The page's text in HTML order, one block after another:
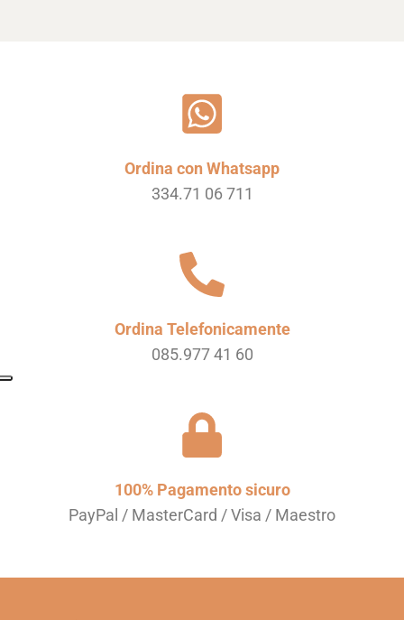
Ordina con Whatsapp
334.71 06 711
Ordina Telefonicamente
085.977 41 60
100% Pagamento sicuro
PayPal / MasterCard / Visa / Maestro